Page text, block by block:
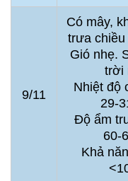
9/11
Có mây,
trưa
Gió nhẹ.
trời
Nhiệt độ
29-
Độ ẩm
60-
Khả